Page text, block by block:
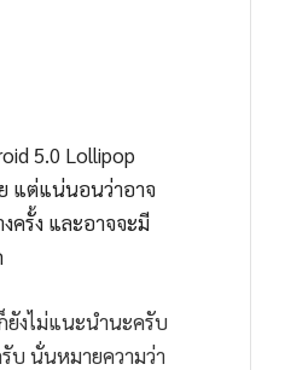
5.0 Lollipop
แต่แน่นอนว่าอาจ
ครั้ง และอาจจะมี
ยังไม่แนะนำนะครับ
บ นั่นหมายความว่า